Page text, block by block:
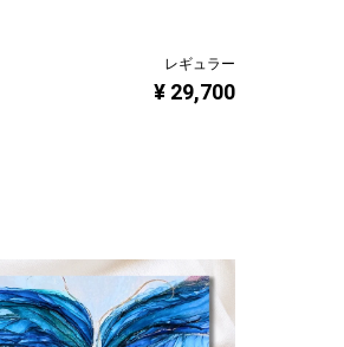
レギュラー
¥ 29,700